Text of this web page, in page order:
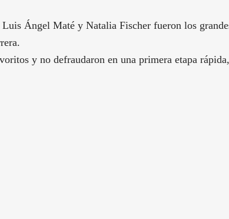
Ángel Maté y Natalia Fischer fueron los
y no defraudaron en una primera etapa